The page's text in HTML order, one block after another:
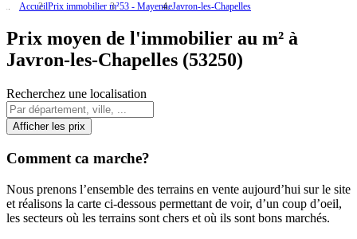
AccueilPrix immobilier m²53 - MayenneJavron-les-Chapelles
Prix moyen de l'immobilier au m² à
Javron-les-Chapelles (53250)
Recherchez une localisation
Afficher les prix
Comment ca marche?
Nous prenons l’ensemble des terrains en vente aujourd’hui sur le site
et réalisons la carte ci-dessous permettant de voir, d’un coup d’oeil,
les secteurs où les terrains sont chers et où ils sont bons marchés.